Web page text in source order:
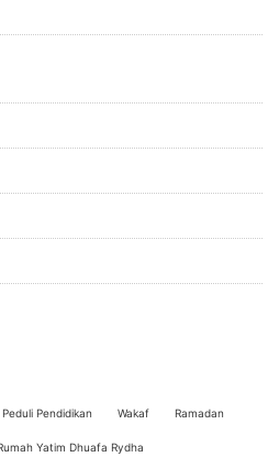
Peduli Pendidikan Wakaf Ramadan
Yatim Dhuafa Rydha